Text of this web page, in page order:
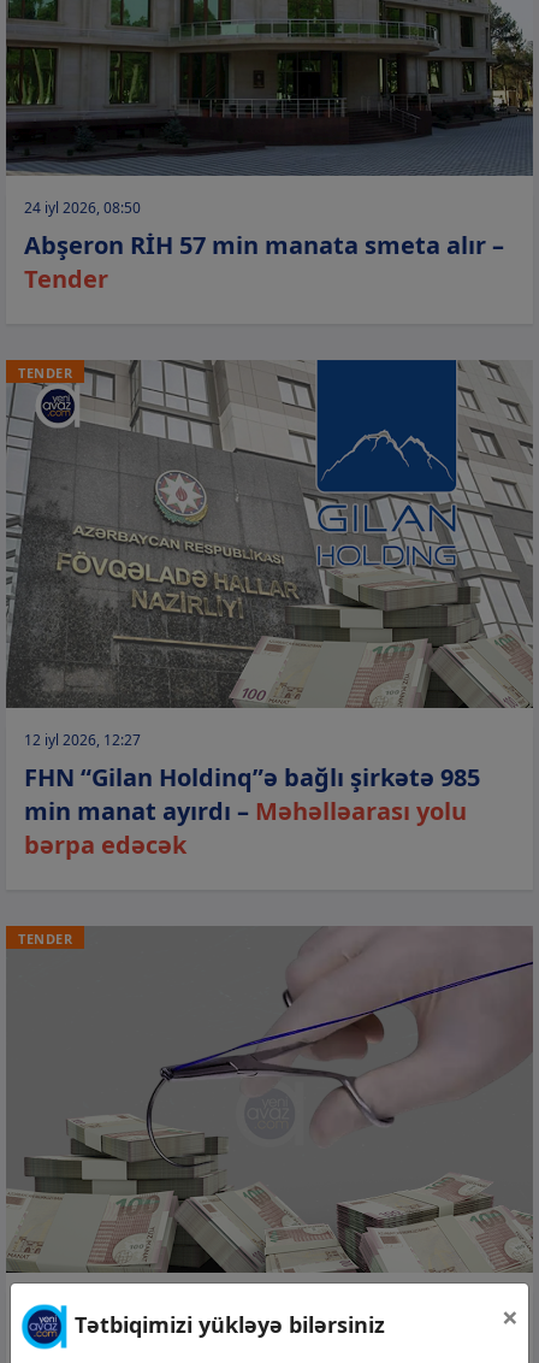
24 iyl 2026, 08:50
Abşeron RİH 57 min manata smeta alır –
Tender
TENDER
12 iyl 2026, 12:27
FHN “Gilan Holdinq”ə bağlı şirkətə 985
min manat ayırdı – Məhəlləarası yolu
bərpa edəcək
TENDER
10 iyl 2026, 11:40
Cərrahiyyə Klinikası 124 min manatlıq
Tətbiqimizi yükləyə bilərsiniz ×